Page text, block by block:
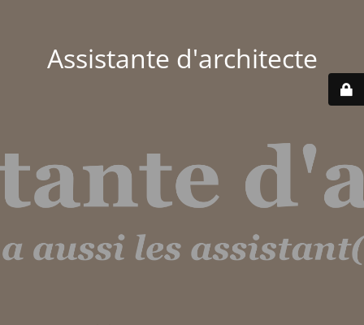
Assistante d'architecte